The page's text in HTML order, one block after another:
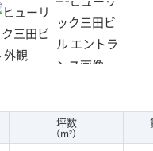
坪数
（m²）